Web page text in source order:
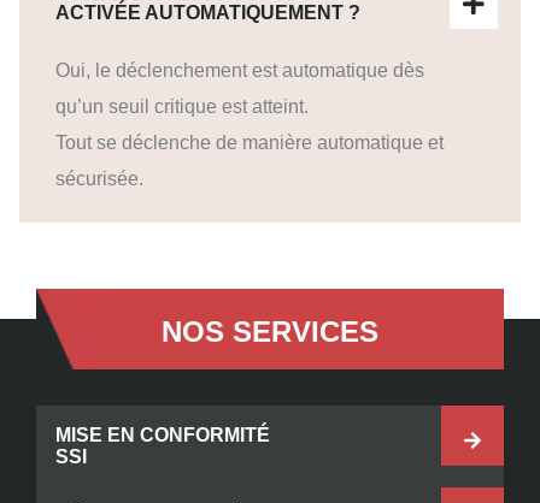
ACTIVÉE AUTOMATIQUEMENT ?
Oui, le déclenchement est automatique dès
qu’un seuil critique est atteint.
Tout se déclenche de manière automatique et
sécurisée.
NOS SERVICES
MISE EN CONFORMITÉ
SSI